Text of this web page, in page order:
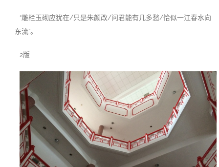
“雕栏玉砌应犹在/只是朱颜改/问君能有几多愁/恰似一江春水向
东流”。
2版